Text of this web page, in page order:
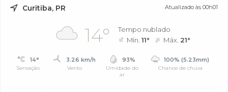
Curitiba, PR Atualizado às 00h01
14°
Tempo nublado
Mín.11° Máx. 21°
14°
Sensação
3.26 km/h
Vento
93%
Umidade do
ar
100% (5.23mm)
Chance de chuva